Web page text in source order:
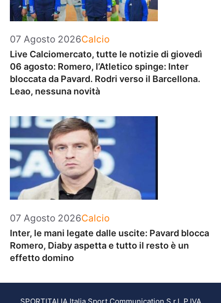
07 Agosto 2026Categorie
Calcio
Live Calciomercato, tutte le notizie di giovedì
06 agosto: Romero, l’Atletico spinge: Inter
bloccata da Pavard. Rodri verso il Barcellona.
Leao, nessuna novità
07 Agosto 2026Categorie
Calcio
Inter, le mani legate dalle uscite: Pavard blocca
Romero, Diaby aspetta e tutto il resto è un
effetto domino